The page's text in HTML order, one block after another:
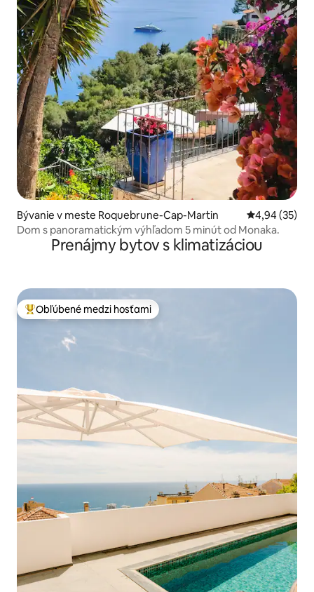
Bývanie v meste Roquebrune-Cap-Martin Priemerné
4,94 (35)
Dom s panoramatickým výhľadom 5 minút od Monaka.
Prenájmy bytov s klimatizáciou
Najobľúbenejšie medzi hosťami
Obľúbené medzi hosťami